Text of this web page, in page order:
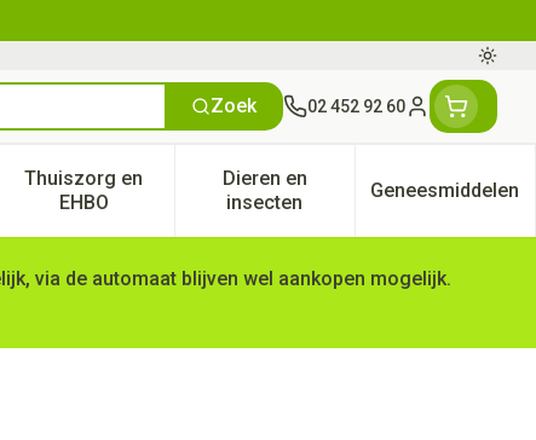
Zoek 02 452 92 60
Klant menu
categorie
voor Natuur geneeskunde categorie
Thuiszorg en
EHBOToon submenu voor Thuiszorg en EHBO categorie
Dieren en
insectenToon submenu voor Dieren
Geneesmiddelen
Toon
via de automaat blijven wel aankopen mogelijk.